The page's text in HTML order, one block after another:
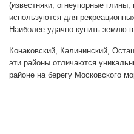
(известняки, огнеупорные
используются для
Наиболее удачно купить землю
Конаковский, Калининский,
эти районы отличаются
районе на берегу Московского